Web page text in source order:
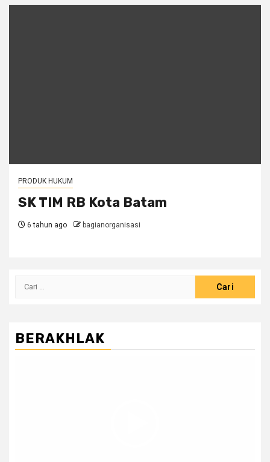
PRODUK HUKUM
SK TIM RB Kota Batam
6 tahun ago bagianorganisasi
Cari
BERAKHLAK